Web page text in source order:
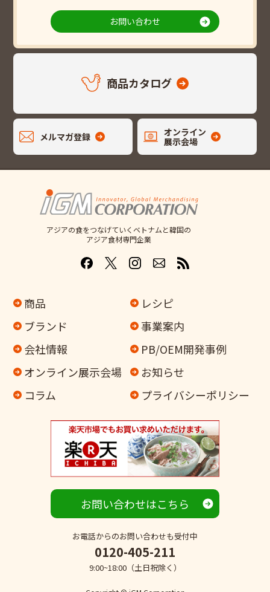
お問い合わせ
商品カタログ
メルマガ登録
オンライン
展示会場
アジアの食をつなげていくベトナムと韓国の
アジア食材専門企業
商品
レシピ
ブランド
事業案内
会社情報
PB/OEM開発事例
オンライン展示会場
お知らせ
コラム
プライバシーポリシー
お問い合わせはこちら
お電話からのお問い合わせも受付中
0120-405-211
9:00~18:00（土日祝除く）